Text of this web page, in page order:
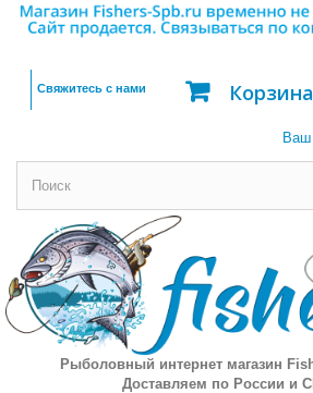
Корзина
Свяжитесь с нами
Ваш
Рыболовный интернет магазин
Доставляем по России и